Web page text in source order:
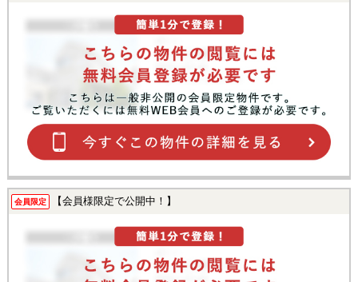
会員限定 【会員様限定で公開中！】